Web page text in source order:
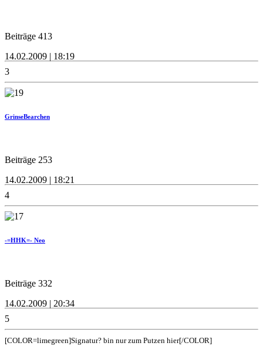
Beiträge 413
14.02.2009 | 18:19
3
GrinseBearchen
Beiträge 253
14.02.2009 | 18:21
4
-=HHK=- Neo
Beiträge 332
14.02.2009 | 20:34
5
[COLOR=limegreen]Signatur? bin nur zum Putzen hier[/COLOR]